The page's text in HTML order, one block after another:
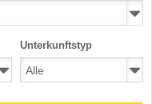
Unterkunftstyp